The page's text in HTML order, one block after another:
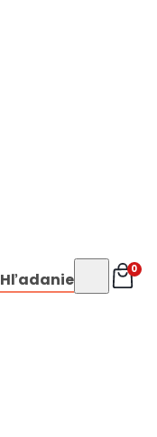
Hľadanie 0